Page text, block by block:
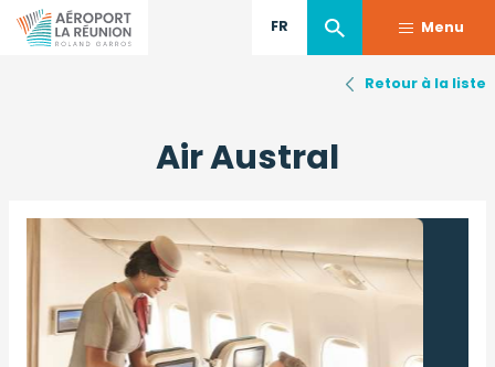
FR Menu
Air Austral
Image
Retour à la liste